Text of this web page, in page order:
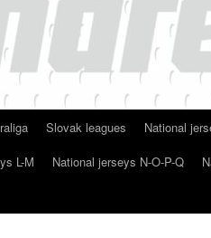
Slovak leagues National
L-M National jerseys N-O-P-Q